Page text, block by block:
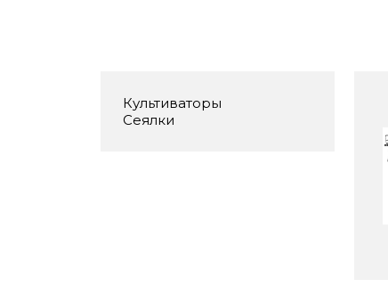
Культиваторы
Сеялки